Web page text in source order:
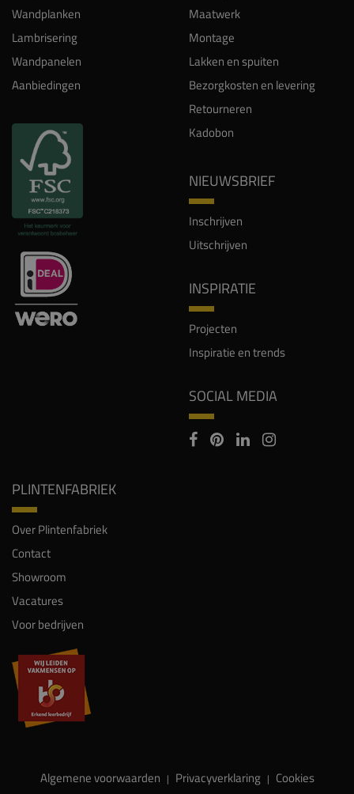
Wandplanken
Lambrisering
Wandpanelen
Aanbiedingen
Maatwerk
Montage
Lakken en spuiten
Bezorgkosten en levering
Retourneren
Kadobon
NIEUWSBRIEF
Inschrijven
Uitschrijven
INSPIRATIE
Projecten
Inspiratie en trends
SOCIAL MEDIA
PLINTENFABRIEK
Over Plintenfabriek
Contact
Showroom
Vacatures
Voor bedrijven
Algemene voorwaarden | Privacyverklaring | Cookies